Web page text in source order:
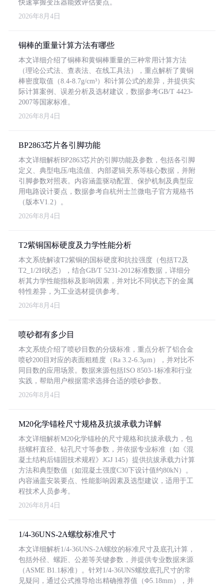
快速掌握变压器能效评估要点。
2026年8月4日
铜棒的重量计算方法有哪些
本文详细介绍了铜棒和黄铜棒重量的三种常用计算方法
（理论公式法、查表法、在线工具法），重点解析了黄铜
棒密度取值（8.4-8.7g/cm³）和计算公式的差异，并提供实
际计算案例、误差分析及选材建议，数据参考GB/T 4423-
2007等国家标准。
2026年8月4日
BP2863芯片各引脚功能
本文详细解析BP2863芯片的引脚功能及参数，包括各引脚
定义、典型电压/电流值、内部逻辑关系等核心数据，并附
引脚参数对照表。内容涵盖驱动配置、保护机制及典型应
用电路设计要点，数据参考自杭州士兰微电子官方规格书
（版本V1.2）。
2026年8月4日
T2紫铜国标硬度及力学性能分析
本文系统解读T2紫铜的国标硬度和抗拉强度（包括T2及
T2_1/2H状态），结合GB/T 5231-2012标准数据，详细分
析其力学性能指标及影响因素，并对比不同状态下的金属
特性差异，为工业选材提供参考。
2026年8月4日
喷砂都有多少目
本文系统介绍了喷砂目数的分级标准，重点分析了铝合金
喷砂200目对应的表面粗糙度（Ra 3.2-6.3μm），并对比不
同目数的应用场景。数据来源包括ISO 8503-1标准和行业
实践，帮助用户根据需求选择合适的喷砂参数。
2026年8月4日
M20化学锚栓尺寸规格及抗拔承载力详解
本文详细解析M20化学锚栓的尺寸规格和抗拔承载力，包
括螺杆直径、钻孔尺寸等参数，并依据专业标准（如《混
凝土结构后锚固技术规程》JGJ 145）提供抗拔承载力计算
方法和典型数值（如混凝土强度C30下设计值约80kN）。
内容涵盖安装要点、性能影响因素及选型建议，适用于工
程技术人员参考。
2026年8月4日
1/4-36UNS-2A螺纹标准尺寸
本文详细解析1/4-36UNS-2A螺纹的标准尺寸及底孔计算，
包括外径、螺距、公差等关键参数，并提供专业数据来源
（ASME B1.1标准）。针对1/4-36UNS螺纹底孔尺寸的常
见疑问，通过公式推导给出精确推荐值（Φ5.18mm），并